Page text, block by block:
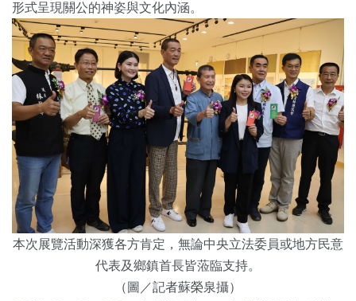
形式呈現關公的神姿與文化內涵。
本次展覽活動深獲各方肯定，無論中央立法委員或地方民意
代表及鄉鎮首長皆蒞臨支持。
（圖／記者蘇榮泉攝）